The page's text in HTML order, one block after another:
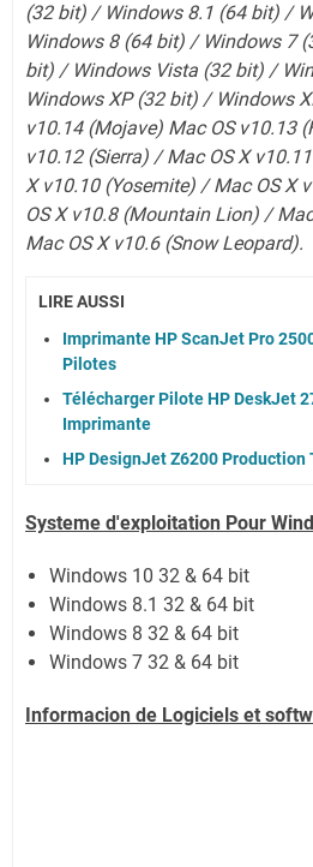
(32 bit) / Windows 8.1 (64 bit) /
Windows 8 (64 bit) / Windows 7
bit) / Windows Vista (32 bit) /
Windows XP (32 bit) / Windows
v10.14 (Mojave) Mac OS v10.13
v10.12 (Sierra) / Mac OS X
X v10.10 (Yosemite) / Mac OS X
OS X v10.8 (Mountain Lion) /
Mac OS X v10.6 (Snow Leopard).
LIRE AUSSI
Imprimante HP ScanJet Pro
Pilotes
Télécharger Pilote HP DeskJet
Imprimante
HP DesignJet Z6200
Systeme d'exploitation Pour
Windows 10 32 & 64 bit
Windows 8.1 32 & 64 bit
Windows 8 32 & 64 bit
Windows 7 32 & 64 bit
Informacion de Logiciels et